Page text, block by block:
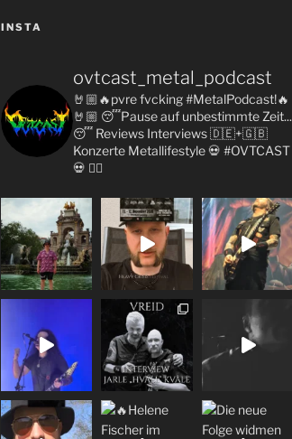
INSTA
ovtcast_metal_podcast
🤘🏼🔥pvre fvcking #MetalPodcast!🔥
🤘🏼 😴Pause auf unbestimmte Zeit...
😴Reviews Interviews 🇩🇪+🇬🇧
KonzerteMetallifestyle💀 #OVTCAST
💀 👇🏼